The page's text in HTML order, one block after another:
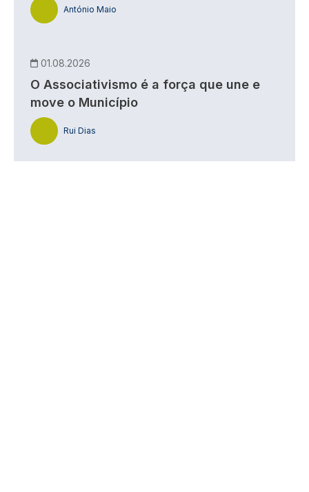
António Maio
01.08.2026
O Associativismo é a força que une e
move o Município
Rui Dias